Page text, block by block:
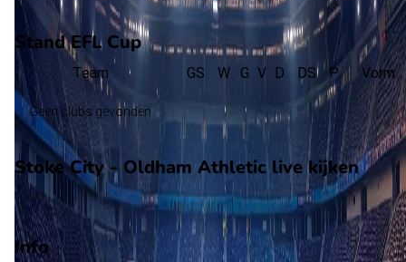
M. Talovierov (B. Lawal)
Stand EFL Cup
Team GS W G V D DS P Vorm
Geen clubs gevonden
Stoke City - Oldham Athletic live kijken
Viaplay
Info